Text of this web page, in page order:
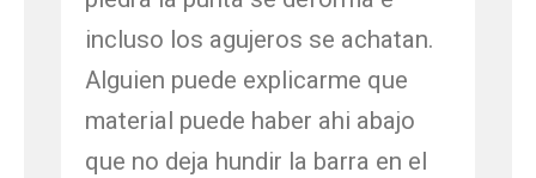
incluso los agujeros se achatan.
Alguien puede explicarme que
material puede haber ahi abajo
que no deja hundir la barra en el